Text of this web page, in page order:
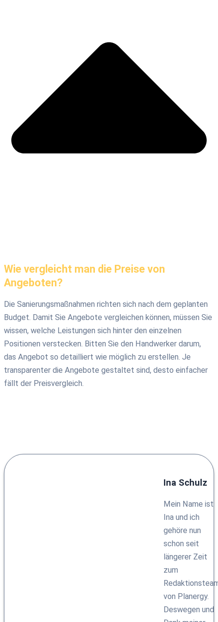
Wie vergleicht man die Preise von
Angeboten?
Die Sanierungsmaßnahmen richten sich nach dem geplanten
Budget. Damit Sie Angebote vergleichen können, müssen Sie
wissen, welche Leistungen sich hinter den einzelnen
Positionen verstecken. Bitten Sie den Handwerker darum,
das Angebot so detailliert wie möglich zu erstellen. Je
transparenter die Angebote gestaltet sind, desto einfacher
fällt der Preisvergleich.
Ina Schulz
Mein Name ist
Ina und ich
gehöre nun
schon seit
längerer Zeit
zum
von Planergy.
Deswegen und